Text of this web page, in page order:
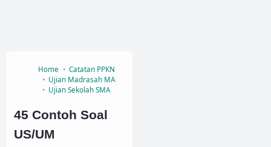
Home
Catatan PPKN
Ujian Madrasah MA
Ujian Sekolah SMA
45 Contoh Soal
US/UM